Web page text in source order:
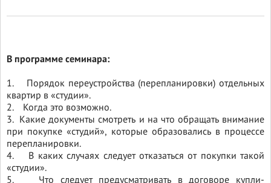
В программе семинара:
1. Порядок переустройства (перепланировки) отдельных
квартир в «студии».
2. Когда это возможно.
3. Какие документы смотреть и на что обращать внимание
при покупке «студий», которые образовались в процессе
перепланировки.
4. В каких случаях следует отказаться от покупки такой
«студии».
5. Что следует предусматривать в договоре купли-